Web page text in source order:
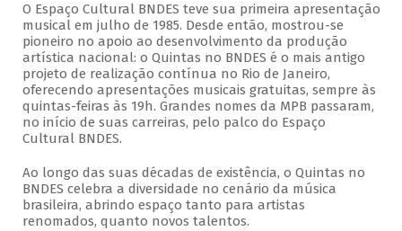
O Espaço Cultural BNDES teve sua primeira apresentação
musical em julho de 1985. Desde então, mostrou-se
pioneiro no apoio ao desenvolvimento da produção
artística nacional: o Quintas no BNDES é o mais antigo
projeto de realização contínua no Rio de Janeiro,
oferecendo apresentações musicais gratuitas, sempre às
quintas-feiras às 19h. Grandes nomes da MPB passaram,
no início de suas carreiras, pelo palco do Espaço
Cultural BNDES.
Ao longo das suas décadas de existência, o Quintas no
BNDES celebra a diversidade no cenário da música
brasileira, abrindo espaço tanto para artistas
renomados, quanto novos talentos.